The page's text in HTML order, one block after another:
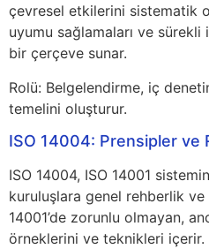
çevresel etkilerini sistematik
uyumu sağlamaları ve
bir çerçeve sunar.
Rolü: Belgelendirme, iç
temelini oluşturur.
ISO 14004: Prensipler ve
ISO 14004, ISO 14001
kuruluşlara genel rehberlik ve
14001’de zorunlu olmayan,
örneklerini ve teknikleri içerir.